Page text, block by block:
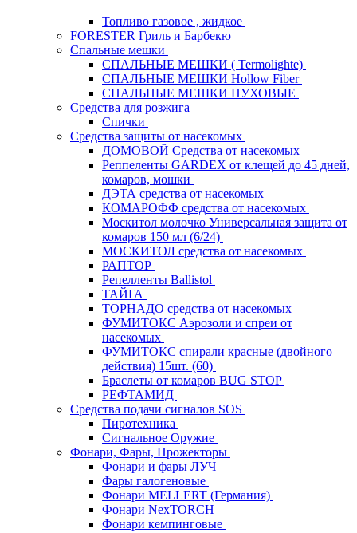
Топливо газовое , жидкое
FORESTER Гриль и Барбекю
Спальные мешки
СПАЛЬНЫЕ МЕШКИ ( Termolighte)
СПАЛЬНЫЕ МЕШКИ Hollow Fiber
СПАЛЬНЫЕ МЕШКИ ПУХОВЫЕ
Средства для розжига
Спички
Средства защиты от насекомых
ДОМОВОЙ Средства от насекомых
Реппеленты GARDEX от клещей до 45 дней,
комаров, мошки
ДЭТА средства от насекомых
КОМАРОФФ средства от насекомых
Москитол молочко Универсальная защита от
комаров 150 мл (6/24)
МОСКИТОЛ средства от насекомых
РАПТОР
Репелленты Ballistol
ТАЙГА
ТОРНАДО средства от насекомых
ФУМИТОКС Аэрозоли и спреи от
насекомых
ФУМИТОКС спирали красные (двойного
действия) 15шт. (60)
Браслеты от комаров BUG STOP
РЕФТАМИД
Средства подачи сигналов SOS
Пиротехника
Сигнальное Оружие
Фонари, Фары, Прожекторы
Фонари и фары ЛУЧ
Фары галогеновые
Фонари MELLERT (Германия)
Фонари NexTORCH
Фонари кемпинговые